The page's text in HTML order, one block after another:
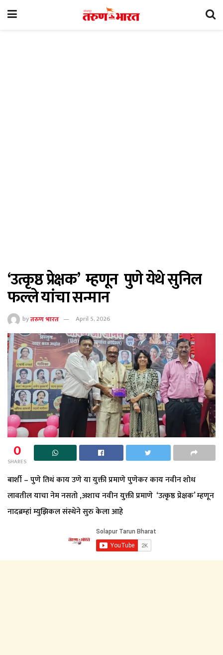
‘उत्कृष्ठ प्रेक्षक’ म्हणून पुणे येथे सुनिल
फल्ले यांचा सन्मान
byतरुण भारत April 5, 2026
0
SHARES
बार्शी – पुणे तिथं काय उणे या युक्ती प्रमाणे पुणेकर काय नवीन शोध
लावतील याचा नेम नसतो ,अशाच नवीन युक्ती प्रमाणे ‘उत्कृष्ठ प्रेक्षक’ म्हणून
नादब्रम्हां म्युझिकल संस्थेने सुरु केला आहे